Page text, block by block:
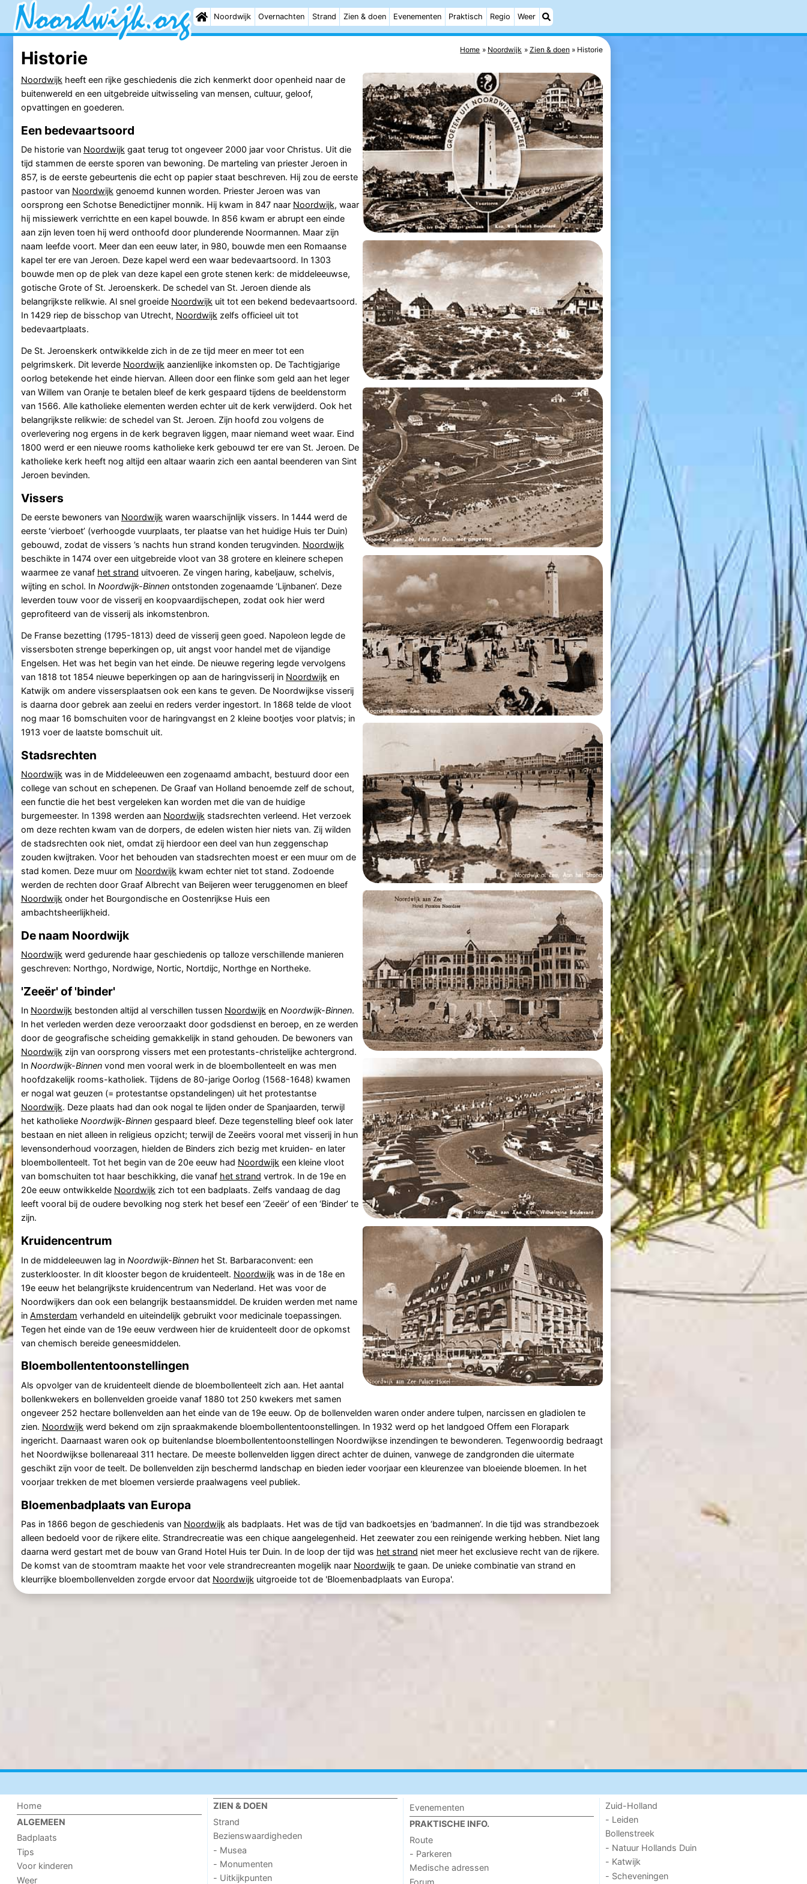
Noordwijk Overnachten Strand Zien & doen Evenementen Praktisch Regio Weer
Home Noordwijk Zien & doen Historie
Historie
Noordwijk heeft een rijke geschiedenis die zich kenmerkt door openheid naar de
buitenwereld en een uitgebreide uitwisseling van mensen, cultuur, geloof,
opvattingen en goederen.
Een bedevaartsoord
De historie van Noordwijk gaat terug tot ongeveer 2000 jaar voor Christus. Uit die
tijd stammen de eerste sporen van bewoning. De marteling van priester Jeroen in
857, is de eerste gebeurtenis die echt op papier staat beschreven. Hij zou de eerste
pastoor van Noordwijk genoemd kunnen worden. Priester Jeroen was van
oorsprong een Schotse Benedictijner monnik. Hij kwam in 847 naar Noordwijk, waar
hij missiewerk verrichtte en een kapel bouwde. In 856 kwam er abrupt een einde
aan zijn leven toen hij werd onthoofd door plunderende Noormannen. Maar zijn
naam leefde voort. Meer dan een eeuw later, in 980, bouwde men een Romaanse
kapel ter ere van Jeroen. Deze kapel werd een waar bedevaartsoord. In 1303
bouwde men op de plek van deze kapel een grote stenen kerk: de middeleeuwse,
gotische Grote of St. Jeroenskerk. De schedel van St. Jeroen diende als
belangrijkste relikwie. Al snel groeide Noordwijk uit tot een bekend bedevaartsoord.
In 1429 riep de bisschop van Utrecht, Noordwijk zelfs officieel uit tot
bedevaartplaats.
De St. Jeroenskerk ontwikkelde zich in de ze tijd meer en meer tot een
pelgrimskerk. Dit leverde Noordwijk aanzienlijke inkomsten op. De Tachtigjarige
oorlog betekende het einde hiervan. Alleen door een flinke som geld aan het leger
van Willem van Oranje te betalen bleef de kerk gespaard tijdens de beeldenstorm
van 1566. Alle katholieke elementen werden echter uit de kerk verwijderd. Ook het
belangrijkste relikwie: de schedel van St. Jeroen. Zijn hoofd zou volgens de
overlevering nog ergens in de kerk begraven liggen, maar niemand weet waar. Eind
1800 werd er een nieuwe rooms katholieke kerk gebouwd ter ere van St. Jeroen. De
katholieke kerk heeft nog altijd een altaar waarin zich een aantal beenderen van Sint
Jeroen bevinden.
Vissers
De eerste bewoners van Noordwijk waren waarschijnlijk vissers. In 1444 werd de
eerste ‘vierboet’ (verhoogde vuurplaats, ter plaatse van het huidige Huis ter Duin)
gebouwd, zodat de vissers ’s nachts hun strand konden terugvinden. Noordwijk
beschikte in 1474 over een uitgebreide vloot van 38 grotere en kleinere schepen
waarmee ze vanaf het strand uitvoeren. Ze vingen haring, kabeljauw, schelvis,
wijting en schol. In Noordwijk-Binnenontstonden zogenaamde ‘Lijnbanen’. Deze
leverden touw voor de visserij en koopvaardijschepen, zodat ook hier werd
geprofiteerd van de visserij als inkomstenbron.
De Franse bezetting (1795-1813) deed de visserij geen goed. Napoleon legde de
vissersboten strenge beperkingen op, uit angst voor handel met de vijandige
Engelsen. Het was het begin van het einde. De nieuwe regering legde vervolgens
van 1818 tot 1854 nieuwe beperkingen op aan de haringvisserij in Noordwijk en
Katwijk om andere vissersplaatsen ook een kans te geven. De Noordwijkse visserij
is daarna door gebrek aan zeelui en reders verder ingestort. In 1868 telde de vloot
nog maar 16 bomschuiten voor de haringvangst en 2 kleine bootjes voor platvis; in
1913 voer de laatste bomschuit uit.
Stadsrechten
Noordwijk was in de Middeleeuwen een zogenaamd ambacht, bestuurd door een
college van schout en schepenen. De Graaf van Holland benoemde zelf de schout,
een functie die het best vergeleken kan worden met die van de huidige
burgemeester. In 1398 werden aan Noordwijk stadsrechten verleend. Het verzoek
om deze rechten kwam van de dorpers, de edelen wisten hier niets van. Zij wilden
de stadsrechten ook niet, omdat zij hierdoor een deel van hun zeggenschap
zouden kwijtraken. Voor het behouden van stadsrechten moest er een muur om de
stad komen. Deze muur om Noordwijk kwam echter niet tot stand. Zodoende
werden de rechten door Graaf Albrecht van Beijeren weer teruggenomen en bleef
Noordwijk onder het Bourgondische en Oostenrijkse Huis een
ambachtsheerlijkheid.
De naam Noordwijk
Noordwijk werd gedurende haar geschiedenis op talloze verschillende manieren
geschreven: Northgo, Nordwige, Nortic, Nortdijc, Northge en Northeke.
'Zeeër' of 'binder'
In Noordwijk bestonden altijd al verschillen tussen Noordwijk en Noordwijk-Binnen.
In het verleden werden deze veroorzaakt door godsdienst en beroep, en ze werden
door de geografische scheiding gemakkelijk in stand gehouden. De bewoners van
Noordwijk zijn van oorsprong vissers met een protestants-christelijke achtergrond.
In Noordwijk-Binnenvond men vooral werk in de bloembollenteelt en was men
hoofdzakelijk rooms-katholiek. Tijdens de 80-jarige Oorlog (1568-1648) kwamen
er nogal wat geuzen (= protestantse opstandelingen) uit het protestantse
Noordwijk. Deze plaats had dan ook nogal te lijden onder de Spanjaarden, terwijl
het katholieke Noordwijk-Binnengespaard bleef. Deze tegenstelling bleef ook later
bestaan en niet alleen in religieus opzicht; terwijl de Zeeërs vooral met visserij in hun
levensonderhoud voorzagen, hielden de Binders zich bezig met kruiden- en later
bloembollenteelt. Tot het begin van de 20e eeuw had Noordwijk een kleine vloot
van bomschuiten tot haar beschikking, die vanaf het strand vertrok. In de 19e en
20e eeuw ontwikkelde Noordwijk zich tot een badplaats. Zelfs vandaag de dag
leeft vooral bij de oudere bevolking nog sterk het besef een ‘Zeeër’ of een ‘Binder’ te
zijn.
Kruidencentrum
In de middeleeuwen lag in Noordwijk-Binnenhet St. Barbaraconvent: een
zusterklooster. In dit klooster begon de kruidenteelt. Noordwijk was in de 18e en
19e eeuw het belangrijkste kruidencentrum van Nederland. Het was voor de
Noordwijkers dan ook een belangrijk bestaansmiddel. De kruiden werden met name
in Amsterdam verhandeld en uiteindelijk gebruikt voor medicinale toepassingen.
Tegen het einde van de 19e eeuw verdween hier de kruidenteelt door de opkomst
van chemisch bereide geneesmiddelen.
Bloembollententoonstellingen
Als opvolger van de kruidenteelt diende de bloembollenteelt zich aan. Het aantal
bollenkwekers en bollenvelden groeide vanaf 1880 tot 250 kwekers met samen
ongeveer 252 hectare bollenvelden aan het einde van de 19e eeuw. Op de bollenvelden waren onder andere tulpen, narcissen en gladiolen te
zien. Noordwijk werd bekend om zijn spraakmakende bloembollententoonstellingen. In 1932 werd op het landgoed Offem een Florapark
ingericht. Daarnaast waren ook op buitenlandse bloembollententoonstellingen Noordwijkse inzendingen te bewonderen. Tegenwoordig bedraagt
het Noordwijkse bollenareaal 311 hectare. De meeste bollenvelden liggen direct achter de duinen, vanwege de zandgronden die uitermate
geschikt zijn voor de teelt. De bollenvelden zijn beschermd landschap en bieden ieder voorjaar een kleurenzee van bloeiende bloemen. In het
voorjaar trekken de met bloemen versierde praalwagens veel publiek.
Bloemenbadplaats van Europa
Pas in 1866 begon de geschiedenis van Noordwijk als badplaats. Het was de tijd van badkoetsjes en ‘badmannen’. In die tijd was strandbezoek
alleen bedoeld voor de rijkere elite. Strandrecreatie was een chique aangelegenheid. Het zeewater zou een reinigende werking hebben. Niet lang
daarna werd gestart met de bouw van Grand Hotel Huis ter Duin. In de loop der tijd was het strand niet meer het exclusieve recht van de rijkere.
De komst van de stoomtram maakte het voor vele strandrecreanten mogelijk naar Noordwijk te gaan. De unieke combinatie van strand en
kleurrijke bloembollenvelden zorgde ervoor dat Noordwijk uitgroeide tot de 'Bloemenbadplaats van Europa'.
Home
ALGEMEEN
Badplaats
Tips
Voor kinderen
Weer
ZIEN & DOEN
Strand
Bezienswaardigheden
- Musea
- Monumenten
- Uitkijkpunten
Evenementen
PRAKTISCHE INFO.
Route
- Parkeren
Medische adressen
Forum
Zuid-Holland
- Leiden
Bollenstreek
- Natuur Hollands Duin
- Katwijk
- Scheveningen